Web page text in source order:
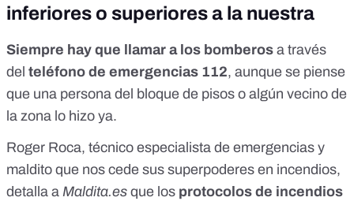
inferiores o superiores a la nuestra
Siempre hay que llamar a los bomberos a través
del teléfono de emergencias 112, aunque se piense
que una persona del bloque de pisos o algún vecino de
la zona lo hizo ya.
Roger Roca, técnico especialista de emergencias y
maldito que nos cede sus superpoderes en incendios,
detalla a Maldita.es que los protocolos de incendios